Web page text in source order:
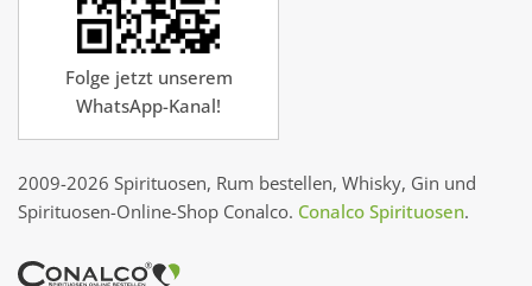
Folge jetzt unserem
WhatsApp-Kanal!
2009-2026 Spirituosen, Rum bestellen, Whisky, Gin und
Spirituosen-Online-Shop Conalco. Conalco Spirituosen.